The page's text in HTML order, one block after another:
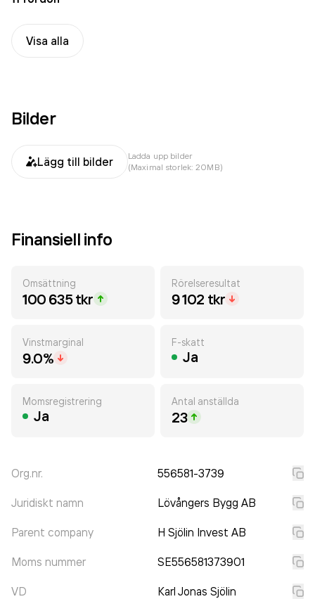
Visa alla
Bilder
Lägg till bilder
Ladda upp bilder
(Maximal storlek: 20MB)
Finansiell info
Omsättning
100 635 tkr
Rörelseresultat
9 102 tkr
Vinstmarginal
9.0%
F-skatt
Ja
Momsregistrering
Ja
Antal anställda
23
Org.nr. 556581-3739
Juridiskt namn Lövångers Bygg AB
Parent company H Sjölin Invest AB
Moms nummer SE556581373901
VD Karl Jonas Sjölin